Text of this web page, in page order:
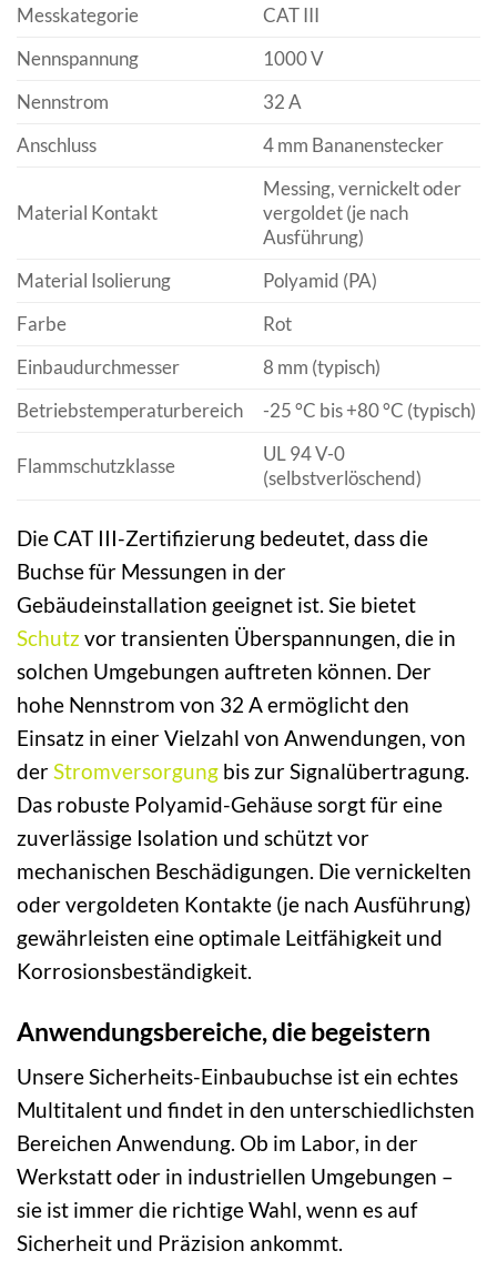
Messkategorie
CAT III
Nennspannung
1000 V
Nennstrom
32 A
Anschluss
4 mm Bananenstecker
Material Kontakt
Messing, vernickelt oder
vergoldet (je nach
Ausführung)
Material Isolierung
Polyamid (PA)
Farbe
Rot
Einbaudurchmesser
8 mm (typisch)
Betriebstemperaturbereich
-25 °C bis +80 °C (typisch)
Flammschutzklasse
UL 94 V-0
(selbstverlöschend)
Die CAT III-Zertifizierung bedeutet, dass die
Buchse für Messungen in der
Gebäudeinstallation geeignet ist. Sie bietet
Schutzvor transienten Überspannungen, die in
solchen Umgebungen auftreten können. Der
hohe Nennstrom von 32 A ermöglicht den
Einsatz in einer Vielzahl von Anwendungen, von
derStromversorgung bis zur Signalübertragung.
Das robuste Polyamid-Gehäuse sorgt für eine
zuverlässige Isolation und schützt vor
mechanischen Beschädigungen. Die vernickelten
oder vergoldeten Kontakte (je nach Ausführung)
gewährleisten eine optimale Leitfähigkeit und
Korrosionsbeständigkeit.
Anwendungsbereiche, die begeistern
Unsere Sicherheits-Einbaubuchse ist ein echtes
Multitalent und findet in den unterschiedlichsten
Bereichen Anwendung. Ob im Labor, in der
Werkstatt oder in industriellen Umgebungen –
sie ist immer die richtige Wahl, wenn es auf
Sicherheit und Präzision ankommt.